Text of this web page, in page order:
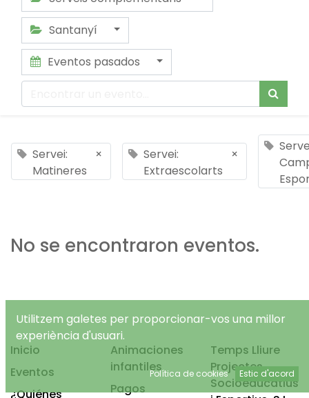
Santanyí
Eventos pasados
Servei:
Matineres
×
Servei:
Extraescolarts
×
No se encontraron eventos.
Inicio
Eventos
¿Quiénes
Animaciones
infantiles
Pagos
Temps Lliure
Projectes
Socioeducatius
Utilitzem galetes per proporcionar-vos una millor
experiència d'usuari.
Política de cookies Estic d'acord